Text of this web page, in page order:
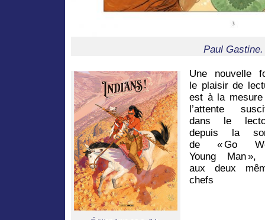
Paul Gastine.
Une nouvelle
le plaisir de
est à la
l’attente
dans le
depuis la
de « Go
Young Man »,
aux deux
chefs